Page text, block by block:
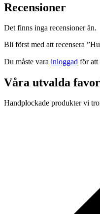
Recensioner
Det finns inga recensioner än.
Bli först med att recensera
Du måste vara inloggad för att
Våra utvalda
Handplockade produkter vi